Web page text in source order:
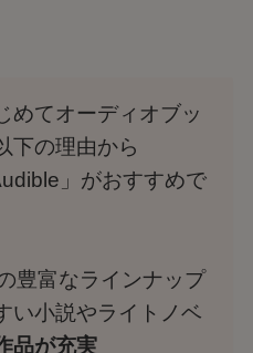
めてオーディオブッ
下の理由から
」がおすすめで
豊富なラインナップ
い小説やライトノベ
品が充実